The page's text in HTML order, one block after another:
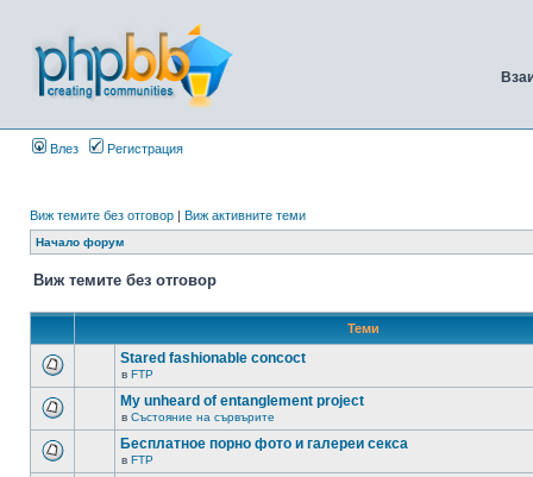
Влез Регистрация
Виж темите без отговор | Виж активните теми
Начало форум
Виж темите без отговор
Теми
Stared fashionable concoct
в FTP
My unheard of entanglement project
в Състояние на сървърите
Бесплатное порно фото и галереи секса
в FTP